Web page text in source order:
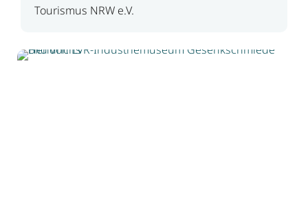
Tourismus NRW e.V.